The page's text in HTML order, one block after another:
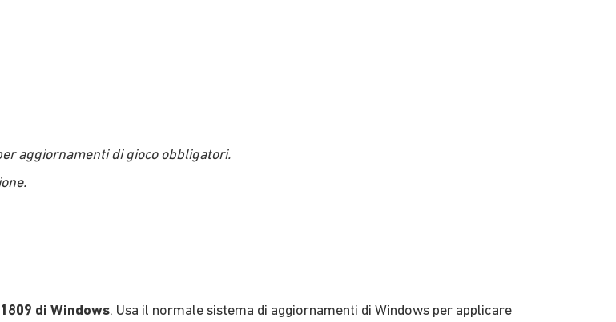
aggiornamenti di gioco obbligatori.
di Windows. Usa il normale sistema di aggiornamenti di Windows per applicare